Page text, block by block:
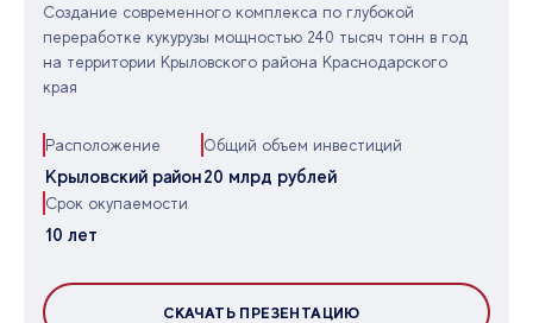
Создание современного комплекса по глубокой
переработке кукурузы мощностью 240 тысяч тонн в год
на территории Крыловского района Краснодарского
края
Расположение
Крыловский район
Общий объем инвестиций
20 млрд рублей
Срок окупаемости
10 лет
СКАЧАТЬ ПРЕЗЕНТАЦИЮ